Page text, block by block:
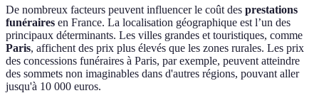
De nombreux facteurs peuvent influencer le coût des prestations
funéraires en France. La localisation géographique est l’un des
principaux déterminants. Les villes grandes et touristiques, comme
Paris, affichent des prix plus élevés que les zones rurales. Les prix
des concessions funéraires à Paris, par exemple, peuvent atteindre
des sommets non imaginables dans d'autres régions, pouvant aller
jusqu'à 10 000 euros.